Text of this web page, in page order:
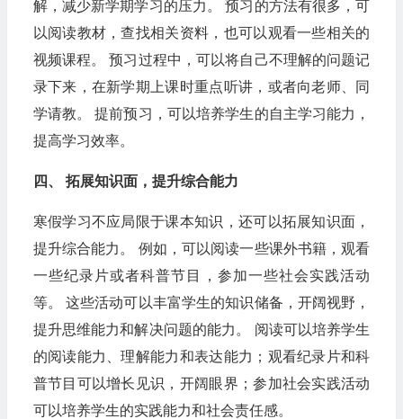
解，减少新学期学习的压力。 预习的方法有很多，可
以阅读教材，查找相关资料，也可以观看一些相关的
视频课程。 预习过程中，可以将自己不理解的问题记
录下来，在新学期上课时重点听讲，或者向老师、同
学请教。 提前预习，可以培养学生的自主学习能力，
提高学习效率。
四、 拓展知识面，提升综合能力
寒假学习不应局限于课本知识，还可以拓展知识面，
提升综合能力。 例如，可以阅读一些课外书籍，观看
一些纪录片或者科普节目，参加一些社会实践活动
等。 这些活动可以丰富学生的知识储备，开阔视野，
提升思维能力和解决问题的能力。 阅读可以培养学生
的阅读能力、理解能力和表达能力；观看纪录片和科
普节目可以增长见识，开阔眼界；参加社会实践活动
可以培养学生的实践能力和社会责任感。